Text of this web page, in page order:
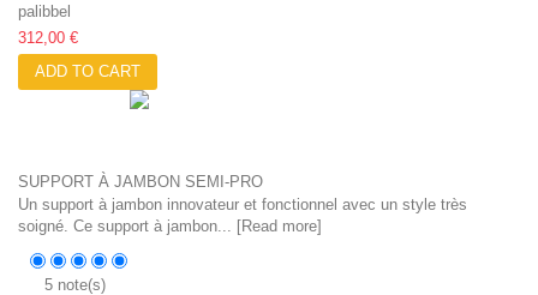
palibbel
312,00 €
ADD TO CART
SUPPORT À JAMBON SEMI-PRO
Un support à jambon innovateur et fonctionnel avec un style très
soigné. Ce support à jambon... [Read more]
5 note(s)